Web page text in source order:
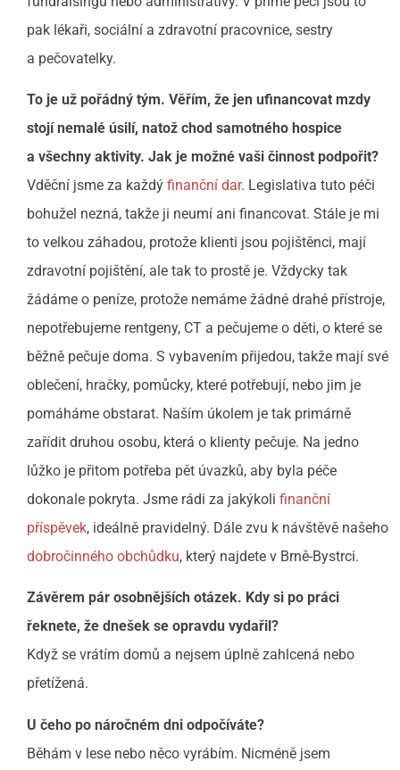
pak lékaři, sociální a zdravotní pracovnice, sestry
a pečovatelky.
To je už pořádný tým. Věřím, že jen ufinancovat mzdy
stojí nemalé úsilí, natož chod samotného hospice
a všechny aktivity. Jak je možné vaši činnost podpořit?
Vděční jsme za každý finanční dar. Legislativa tuto péči
bohužel nezná, takže ji neumí ani financovat. Stále je mi
to velkou záhadou, protože klienti jsou pojištěnci, mají
zdravotní pojištění, ale tak to prostě je. Vždycky tak
žádáme o peníze, protože nemáme žádné drahé přístroje,
nepotřebujeme rentgeny, CT a pečujeme o děti, o které se
běžně pečuje doma. S vybavením přijedou, takže mají své
oblečení, hračky, pomůcky, které potřebují, nebo jim je
pomáháme obstarat. Naším úkolem je tak primárně
zařídit druhou osobu, která o klienty pečuje. Na jedno
lůžko je přitom potřeba pět úvazků, aby byla péče
dokonale pokryta. Jsme rádi za jakýkoli finanční
příspěvek, ideálně pravidelný. Dále zvu k návštěvě našeho
dobročinného obchůdku, který najdete v Brně-Bystrci.
Závěrem pár osobnějších otázek. Kdy si po práci
řeknete, že dnešek se opravdu vydařil?
Když se vrátím domů a nejsem úplně zahlcená nebo
přetížená.
U čeho po náročném dni odpočíváte?
Běhám v lese nebo něco vyrábím. Nicméně jsem